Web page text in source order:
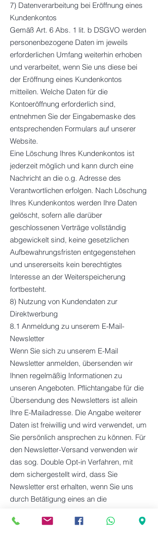
7) Datenverarbeitung bei Eröffnung eines
Kundenkontos
Gemäß Art. 6 Abs. 1 lit. b DSGVO werden
personenbezogene Daten im jeweils
erforderlichen Umfang weiterhin erhoben
und verarbeitet, wenn Sie uns diese bei
der Eröffnung eines Kundenkontos
mitteilen. Welche Daten für die
Kontoeröffnung erforderlich sind,
entnehmen Sie der Eingabemaske des
entsprechenden Formulars auf unserer
Website.
Eine Löschung Ihres Kundenkontos ist
jederzeit möglich und kann durch eine
Nachricht an die o.g. Adresse des
Verantwortlichen erfolgen. Nach Löschung
Ihres Kundenkontos werden Ihre Daten
gelöscht, sofern alle darüber
geschlossenen Verträge vollständig
abgewickelt sind, keine gesetzlichen
Aufbewahrungsfristen entgegenstehen
und unsererseits kein berechtigtes
Interesse an der Weiterspeicherung
fortbesteht.
8) Nutzung von Kundendaten zur
Direktwerbung
8.1 Anmeldung zu unserem E-Mail-
Newsletter
Wenn Sie sich zu unserem E-Mail
Newsletter anmelden, übersenden wir
Ihnen regelmäßig Informationen zu
unseren Angeboten. Pflichtangabe für die
Übersendung des Newsletters ist allein
Ihre E-Mailadresse. Die Angabe weiterer
Daten ist freiwillig und wird verwendet, um
Sie persönlich ansprechen zu können. Für
den Newsletter-Versand verwenden wir
das sog. Double Opt-in Verfahren, mit
dem sichergestellt wird, dass Sie
Newsletter erst erhalten, wenn Sie uns
durch Betätigung eines an die
Verifizierungslinks ausdrücklich Ihre